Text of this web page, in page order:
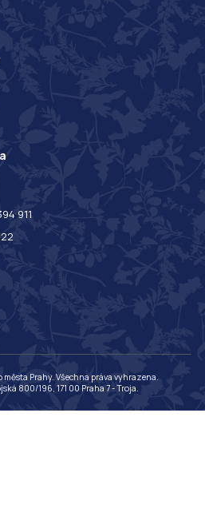
911
Prahy. Všechna práva vyhrazena.
800/196, 171 00 Praha 7 - Troja.